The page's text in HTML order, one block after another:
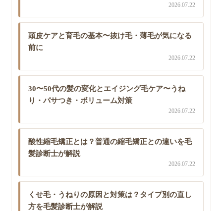
2026.07.22
頭皮ケアと育毛の基本〜抜け毛・薄毛が気になる
前に
2026.07.22
30〜50代の髪の変化とエイジング毛ケア〜うね
り・パサつき・ボリューム対策
2026.07.22
酸性縮毛矯正とは？普通の縮毛矯正との違いを毛
髪診断士が解説
2026.07.22
くせ毛・うねりの原因と対策は？タイプ別の直し
方を毛髪診断士が解説